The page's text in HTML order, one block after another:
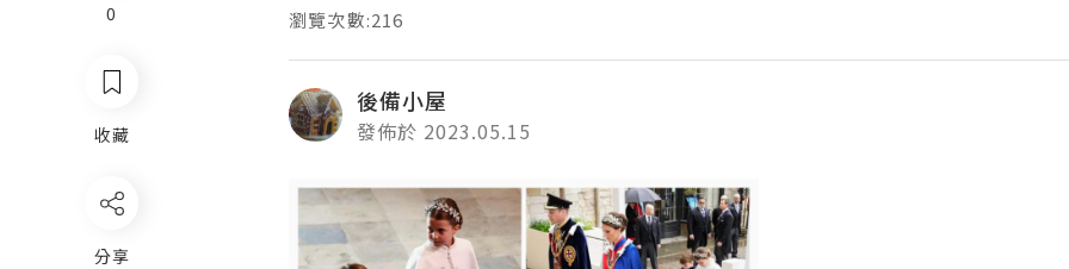
瀏覽次數:216
後備小屋
發佈於 2023.05.15
0
收藏
分享